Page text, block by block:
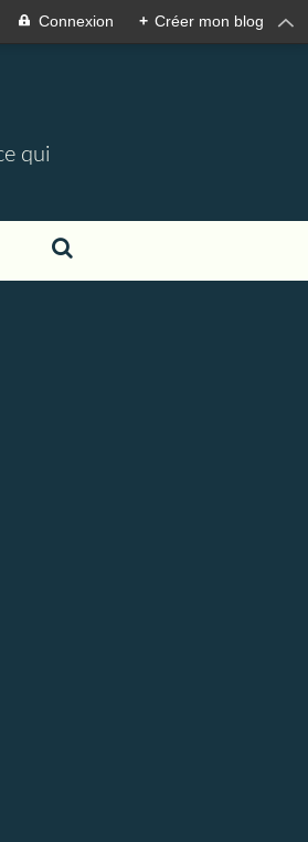
Connexion + Créer mon blog
qui